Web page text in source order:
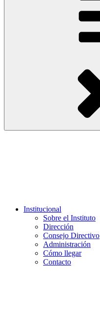
Institucional
Sobre el Instituto
Dirección
Consejo Directivo
Administración
Cómo llegar
Contacto